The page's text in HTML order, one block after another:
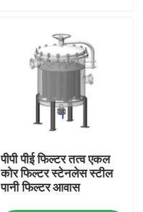
पीपी पीई फिल्टर तत्व एकल
कोर फिल्टर स्टेनलेस स्टील
पानी फिल्टर आवास